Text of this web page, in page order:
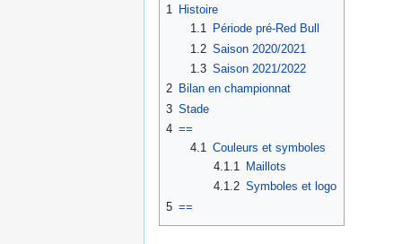
1 Histoire
1.1
Période pré-Red Bull
1.2 Saison 2020/2021
1.3 Saison 2021/2022
2 Bilan en championnat
3 Stade
4 ==
4.1 Couleurs et symboles
4.1.1 Maillots
4.1.2 Symboles et logo
5 ==